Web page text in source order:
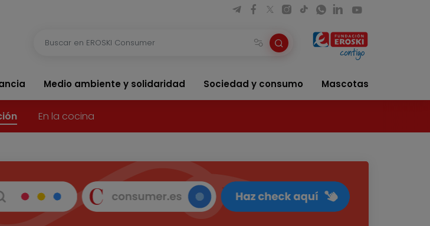
Medio ambiente y solidaridad Sociedad y consumo Mascotas
En la cocina